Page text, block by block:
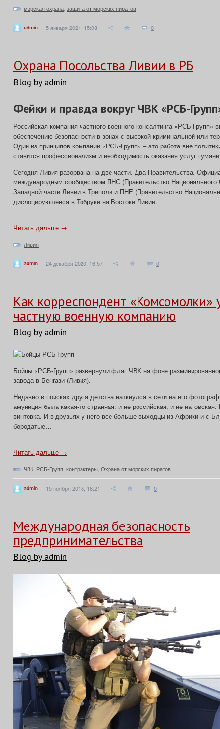
морская охрана защита от морских пиратов
admin 5 января 2021, 15:08 0
Охрана Посольства Ливии в РБ
Blog by admin
Фейки и правда вокруг ЧВК «РСБ-
Российская компания частного военного консалтинга «РСБ-Групп»
обеспечению безопасности в зонах с высокой криминальной или
Один из принципов компании «РСБ-Групп» – это работа вне
ставится профессионализм и необходимость оказания услуг
Сегодня Ливия разорвана на две части. Два Правительства.
международным сообществом ПНС (Правительство Национального
Западной части Ливии в Триполи и ПНЕ (Правительство
дислоцирующееся в Тобруке на Востоке Ливии.
Читать дальше →
Ливия
admin 24 декабря 2020, 16:57 0
Как корреспондент «Комсомолки»
частную военную компанию
Blog by admin
Бойцы «РСБ-Групп» развернули флаг ЧВК на фоне
завода в Бенгази (Ливия).
Недавно в поисках друга детства наткнулся в сети на его
амуниция была какая-то странная: и не российская, и не
винтовка. И в друзьях у него все больше выходцы из Африки и с
бородатые…
Читать дальше →
ЧВК РСБ-Групп контрактеры Охрана от морских пиратов
admin 15 ноября 2018, 16:21 0
Международная безопасность
предпринимательства
Blog by admin